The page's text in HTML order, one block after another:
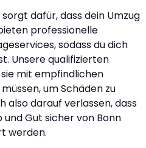
dafür, dass dein Umzug
professionelle
sodass du dich
Unsere qualifizierten
sie mit empfindlichen
um Schäden zu
also darauf verlassen, dass
und Gut sicher von Bonn
werden.